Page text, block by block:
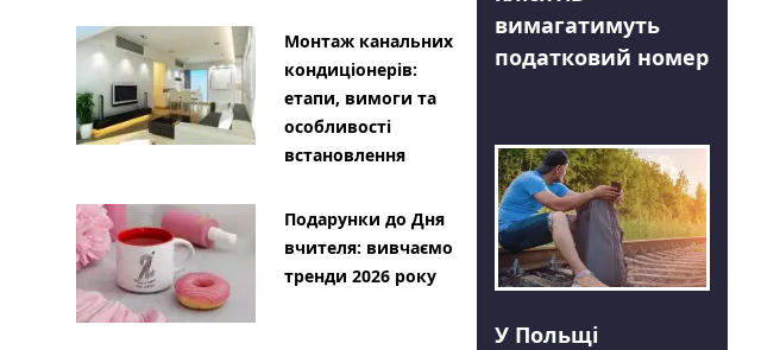
Монтаж канальних
кондиціонерів:
етапи, вимоги та
особливості
встановлення
Подарунки до Дня
вчителя: вивчаємо
тренди 2026 року
вимагатимуть
податковий номер
У Польщі